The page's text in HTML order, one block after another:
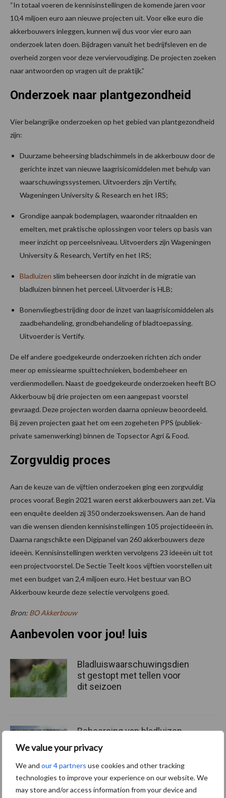
We value your privacy
We and our 4 partners use cookies and other tracking
technologies to improve your experience on our website. We
may store and/or access information from your device and
“In totaal voeren de kennisinstellingen de komende jaren voor
10,4 miljoen euro aan nieuwe projecten uit. Voor elke euro die
akkerbouwers inleggen, kunnen wij dus voor vier euro aan
onderzoek laten doen. Bijdragen vanuit het bedrijfsleven en de
overheid zorgen voor deze verviervoudiging. De projecten zoeken
naar antwoorden op vragen uit de praktijk.”
Onderzoek naar plantgezondheid
Vier belangrijke onderzoeken op het gebied van plantgezondheid
zijn:
Duurzame beheersing bladschimmels in de akkerbouw door de
gerichte inzet van nieuwe laagrisicomiddelen met behulp van
waarschuwingssystemen. Uitvoerders zijn Vertify,
Wageningen University & Research en het IRS;
Grondige aanpak bodemplagen, waaronder ritnaalden en
emelten, met praktische oplossingen voor telers op basis van
meer inzicht op perceelsniveau. Uitvoerders zijn Wageningen
University & Research, Vertify en het IRS;
Bladluizen slim beheersen door inzicht in de migratie van
bladluizen binnen het perceel. Uitvoerder is HLB;
Bonenvliegbestrijding door de inzet van laagrisicomiddelen als
zaadbehandeling, grondbehandeling of bladtoepassing.
Uitvoerder is Vertify.
De elf andere goedgekeurde onderzoeken richten zich onder
meer op emissiearme spuittechnieken, bodembeheer en
verdienmodellen. Naast de goedgekeurde onderzoeken heeft BO
Akkerbouw bij drie projecten om een aangepast voorstel
gevraagd. Deze projecten worden daarna opnieuw beoordeeld.
Bij zeven projecten gaat het om een zogeheten PPS (publiek-
private samenwerking) binnen de Topsector Agri & Food.
Zorgvuldig proces
Aan de keuze van de vijftien onderzoeken ging een zorgvuldig
proces vooraf. Begin 2021 waren eerst akkerbouwers aan zet. Via
een enquête deelden zij 350 onderzoekswensen. Aan de hand
van die wensen dienden kennisinstellingen 105 projectideeën in.
Daarna rangschikte een Digipanel van 260 akkerbouwers deze
ideeën. Kennisinstellingen werkten vervolgens 23 ideeën uit tot
een projectvoorstel. De Sectie Teelt koos vijftien voorstellen uit
met een budget van 2,4 miljoen euro. Het bestuur van BO
Akkerbouw keurde deze selectie vervolgens goed.
Bron: BO Akkerbouw
Aanbevolen voor jou! luis
Bladluiswaarschuwingsdien
st gestopt met tellen voor
dit seizoen
Beheersing van bladluizen
en vergelingsziekte in beeld